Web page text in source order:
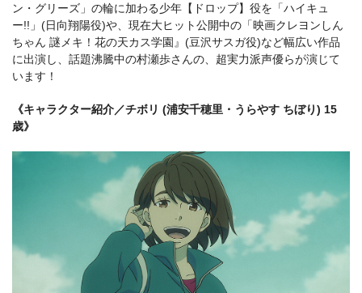
ン・グリーズ」の輪に加わる少年【ドロップ】役を「ハイキュ
ー!!」(日向翔陽役)や、現在大ヒット公開中の「映画クレヨンしん
ちゃん 謎メキ！花の天カス学園』(豆沢サスガ役)など幅広い作品
に出演し、話題沸騰中の村瀬歩さんの、超実力派声優らが演じて
います！
《キャラクター紹介／チボリ (浦安千穂里・うらやす ちぼり) 15
歳》